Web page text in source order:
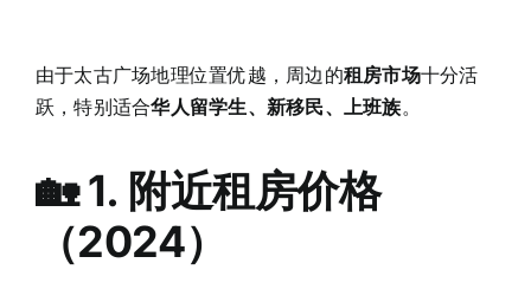
由于太古广场地理位置优越，周边的租房市场十分活
跃，特别适合华人留学生、新移民、上班族。
🏡 1. 附近租房价格
（2024）